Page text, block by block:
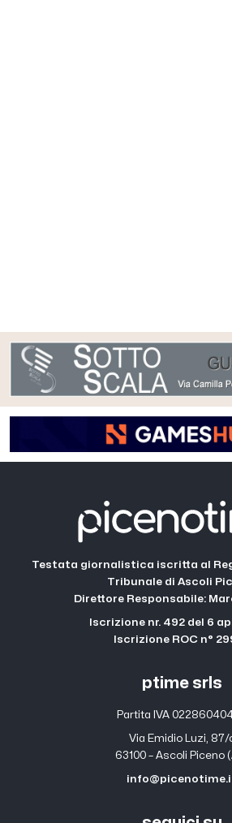
Testata giornalistica iscritta al
Tribunale di Ascoli
Direttore Responsabile:
Iscrizione nr. 492 del 6
Iscrizione ROC n°
ptime srls
Partita IVA
Via Emidio Luzi, 87/
63100 – Ascoli Piceno